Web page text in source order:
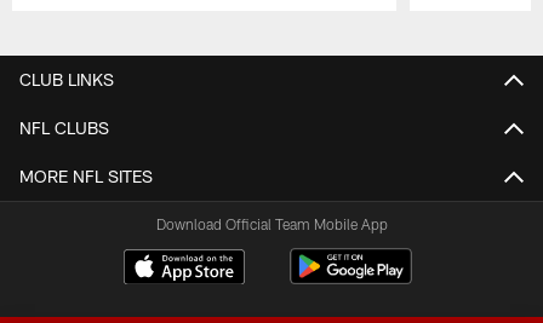
CLUB LINKS
NFL CLUBS
MORE NFL SITES
Download Official Team Mobile App